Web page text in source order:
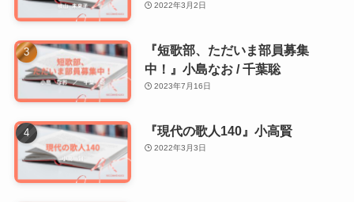
2022年3月2日
『短歌部、ただいま部員募集
中！』小島なお / 千葉聡
2023年7月16日
『現代の歌人140』小高賢
2022年3月3日